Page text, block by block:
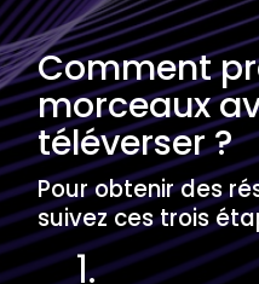
Comment
morceaux
téléverser ?
Pour obtenir des
suivez ces trois